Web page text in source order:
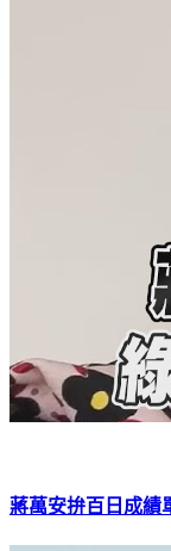
蔣萬安拚百日成